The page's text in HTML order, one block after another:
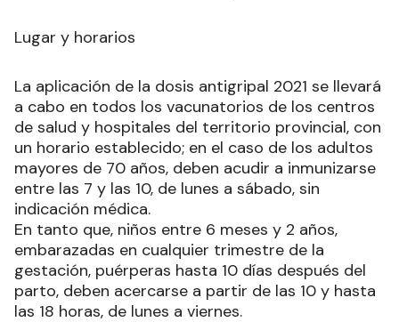
Lugar y horarios
La aplicación de la dosis antigripal 2021 se llevará
a cabo en todos los vacunatorios de los centros
de salud y hospitales del territorio provincial, con
un horario establecido; en el caso de los adultos
mayores de 70 años, deben acudir a inmunizarse
entre las 7 y las 10, de lunes a sábado, sin
indicación médica.
En tanto que, niños entre 6 meses y 2 años,
embarazadas en cualquier trimestre de la
gestación, puérperas hasta 10 días después del
parto, deben acercarse a partir de las 10 y hasta
las 18 horas, de lunes a viernes.